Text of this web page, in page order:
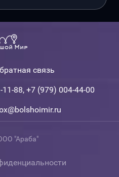
связь
88, +7 (979) 004-44-00
"Араба"